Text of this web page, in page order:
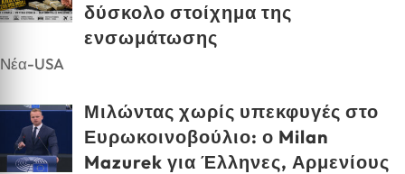
δύσκολο στοίχημα της
ενσωμάτωσης
Νέα-USA
Μιλώντας χωρίς υπεκφυγές στο
Ευρωκοινοβούλιο: ο Milan
Mazurek για Έλληνες, Αρμενίους